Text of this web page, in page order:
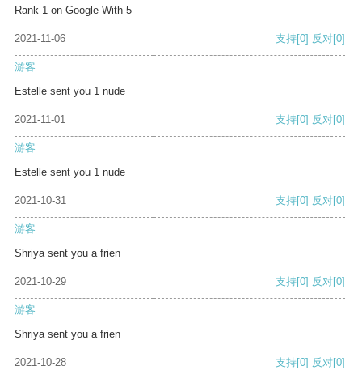
Rank 1 on Google With 5
2021-11-06 支持[0] 反对[0]
游客
Estelle sent you 1 nude
2021-11-01 支持[0] 反对[0]
游客
Estelle sent you 1 nude
2021-10-31 支持[0] 反对[0]
游客
Shriya sent you a frien
2021-10-29 支持[0] 反对[0]
游客
Shriya sent you a frien
2021-10-28 支持[0] 反对[0]